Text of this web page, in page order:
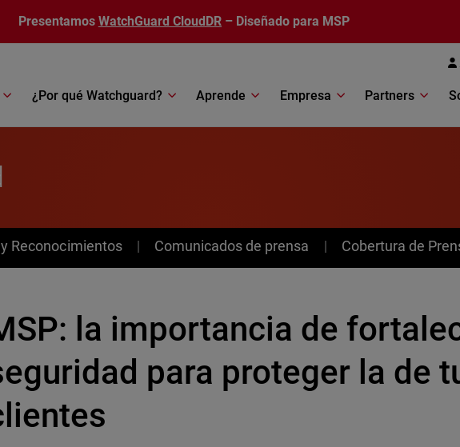
Presentamos WatchGuard CloudDR – Diseñado para MSP
¿Por qué Watchguard? Aprende Empresa Partners
Reconocimientos Comunicados de prensa Cobertura de
la importancia de
para proteger la de